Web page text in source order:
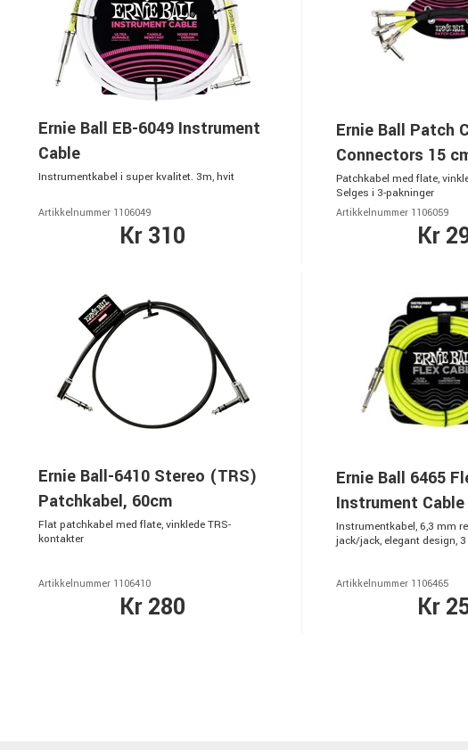
Ernie Ball EB-6049 Instrument
Cable
Instrumentkabel i super kvalitet. 3m, hvit
Artikkelnummer 1106049
Kr 310
Ernie Ball Patch
Connectors 15
Patchkabel med flate,
Selges i 3-pakninger
Artikkelnummer 1106059
Kr
Ernie Ball-6410 Stereo (TRS)
Patchkabel, 60cm
Flat patchkabel med flate, vinklede TRS-
kontakter
Artikkelnummer 1106410
Kr 280
Ernie Ball 6465
Instrument Cable
Instrumentkabel, 6,3 mm
jack/jack, elegant design,
Artikkelnummer 1106465
Kr